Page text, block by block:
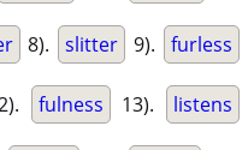
8). slitter 9). furless
fulness 13). listens